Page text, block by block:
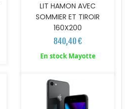
LIT HAMON AVEC
SOMMIER ET TIROIR
160X200
840,40 €
En stock Mayotte